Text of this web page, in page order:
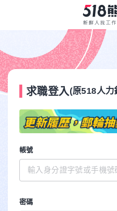
求職登入 (原518人力
帳號
密碼